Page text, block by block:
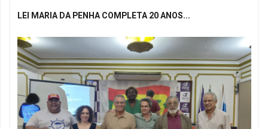
LEI MARIA DA PENHA COMPLETA 20 ANOS...